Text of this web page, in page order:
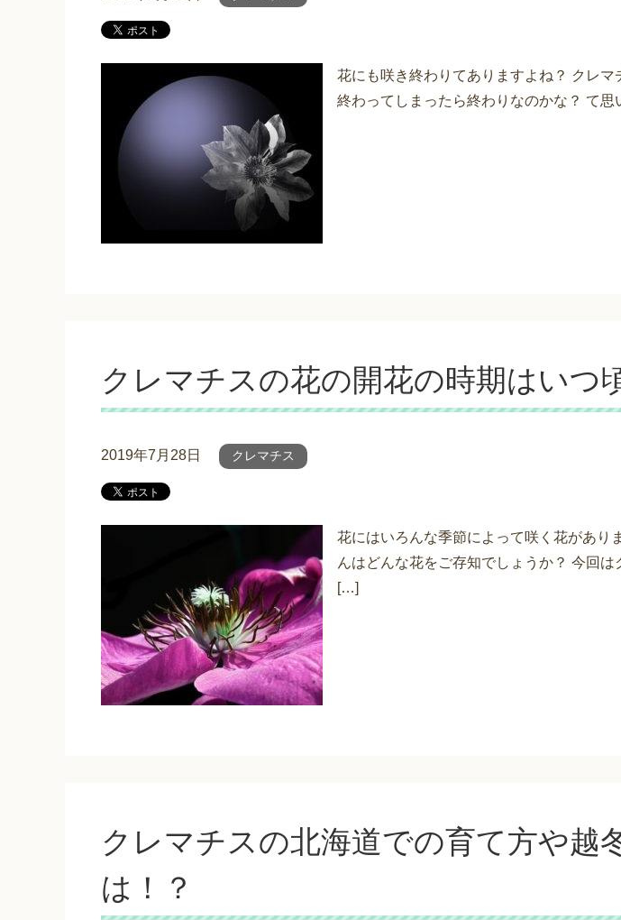
花にも咲き終わりてありますよね？ クレマ
終わってしまったら終わりなのかな？ て
クレマチスの花の開花の時期はいつ
2019年7月28日 クレマチス
花にはいろんな季節によって咲く花があり
んはどんな花をご存知でしょうか？ 今回は
[…]
クレマチスの北海道での育て方や越
は！？